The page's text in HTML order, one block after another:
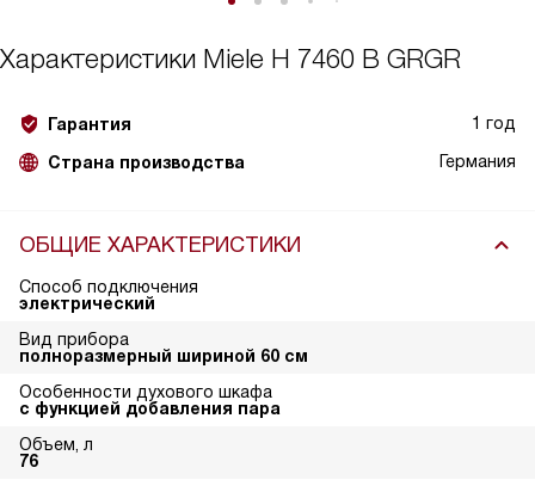
Характеристики Miele H 7460 B GRGR
Гарантия 1 год
Страна производства Германия
ОБЩИЕ ХАРАКТЕРИСТИКИ
Способ подключения
электрический
Вид прибора
полноразмерный шириной 60 см
Особенности духового шкафа
с функцией добавления пара
Объем, л
76